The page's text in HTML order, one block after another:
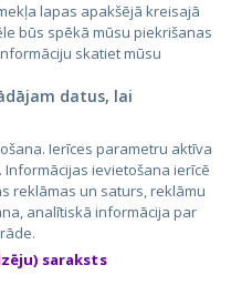
lapas apakšējā kreisajā
būs spēkā mūsu piekrišanas
skatiet mūsu
datus, lai
Ierīces parametru aktīva
ievietošana ierīcē
reklāmas un saturs, reklāmu
analītiskā informācija par
saraksts